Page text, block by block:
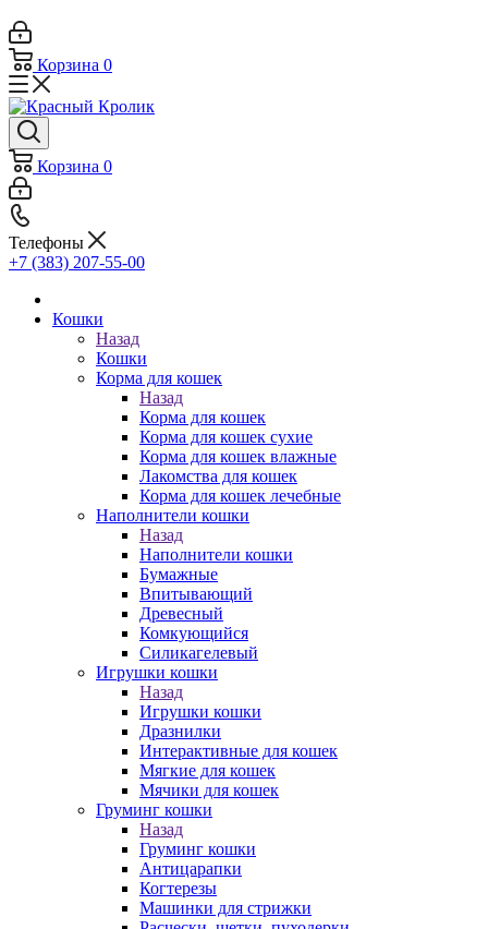
Корзина 0
Корзина 0
Телефоны
+7 (383) 207-55-00
Кошки
Назад
Кошки
Корма для кошек
Назад
Корма для кошек
Корма для кошек сухие
Корма для кошек влажные
Лакомства для кошек
Корма для кошек лечебные
Наполнители кошки
Назад
Наполнители кошки
Бумажные
Впитывающий
Древесный
Комкующийся
Силикагелевый
Игрушки кошки
Назад
Игрушки кошки
Дразнилки
Интерактивные для кошек
Мягкие для кошек
Мячики для кошек
Груминг кошки
Назад
Груминг кошки
Антицарапки
Когтерезы
Машинки для стрижки